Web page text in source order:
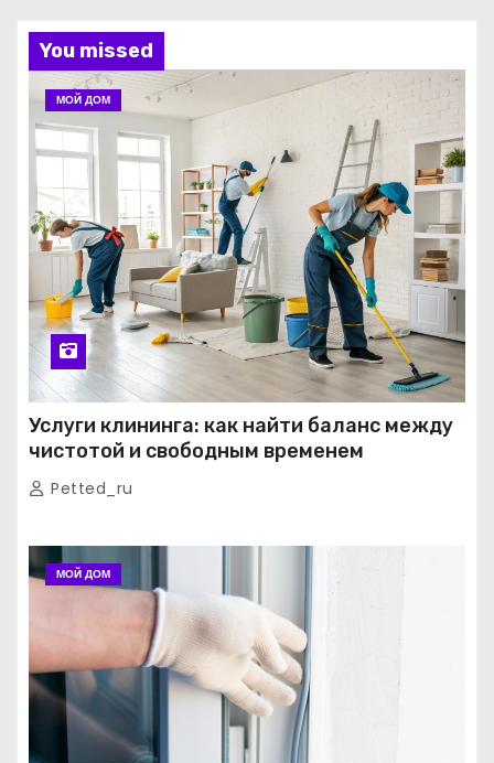
You missed
МОЙ ДОМ
Услуги клининга: как найти баланс между
чистотой и свободным временем
Petted_ru
МОЙ ДОМ